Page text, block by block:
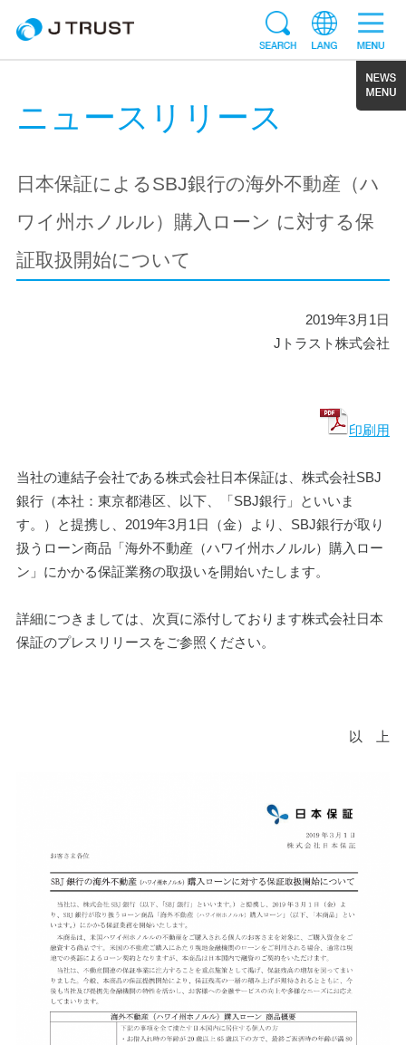
ニュースリリース
日本保証によるSBJ銀行の海外不動産（ハ
ワイ州ホノルル）購入ローン に対する保
証取扱開始について
2019年3月1日
Jトラスト株式会社
印刷用
当社の連結子会社である株式会社日本保証は、株式会社SBJ
銀行（本社：東京都港区、以下、「SBJ銀行」といいま
す。）と提携し、2019年3月1日（金）より、SBJ銀行が取り
扱うローン商品「海外不動産（ハワイ州ホノルル）購入ロー
ン」にかかる保証業務の取扱いを開始いたします。
詳細につきましては、次頁に添付しております株式会社日本
保証のプレスリリースをご参照ください。
以　上